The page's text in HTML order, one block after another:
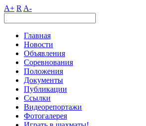
A+ R A-
Главная
Новости
Объявления
Соревнования
Положения
Документы
Публикации
Ссылки
Видеорепортажи
Фотогалерея